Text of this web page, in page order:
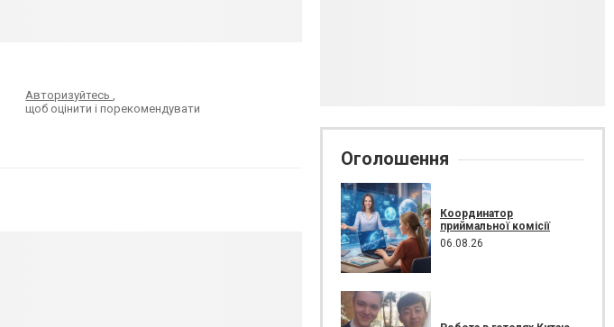
Авторизуйтесь,
щоб оцінити і порекомендувати
Оголошення
Координатор
приймальної комісії
06.08.26